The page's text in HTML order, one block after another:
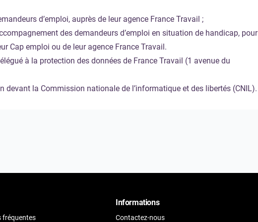
d’emploi, auprès de leur agence France Travail ;
des demandeurs d’emploi en situation de handicap, pour
Cap emploi ou de leur agence France Travail.
à la protection des données de France Travail (1 avenue du
devant la Commission nationale de l’informatique et des libertés (CNIL).
fréquentes
Informations
Contactez-nous